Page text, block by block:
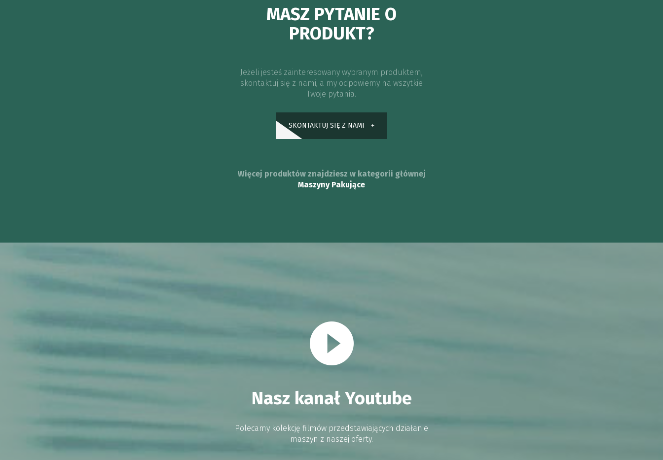
MASZ PYTANIE O
PRODUKT?
Jeżeli jesteś zainteresowany wybranym produktem,
skontaktuj się z nami, a my odpowiemy na wszytkie
Twoje pytania.
SKONTAKTUJ SIĘ Z NAMI
Więcej produktów znajdziesz w kategorii głównej
Maszyny Pakujące
Nasz kanał Youtube
Polecamy kolekcję filmów przedstawiających działanie
maszyn z naszej oferty.